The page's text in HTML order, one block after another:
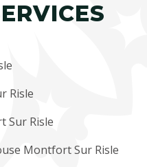
Risle
Sur Risle
Montfort Sur Risle